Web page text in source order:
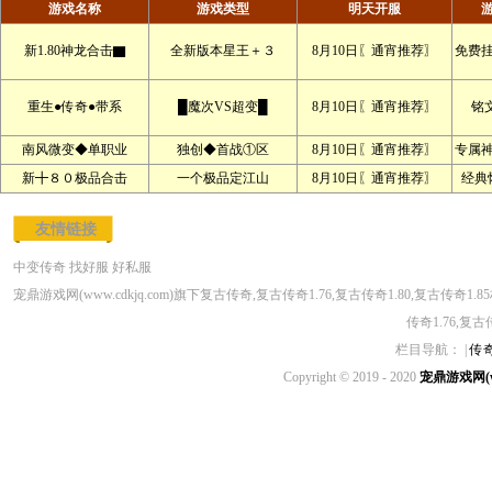
游戏名称
游戏类型 明天开服
新1.80神龙合击▇ 全新版本星王＋３ 8月10日〖通宵推荐〗 免费
重生●传奇●带系 █魔次VS超变█ 8月10日〖通宵推荐〗 铭
南风微变◆单职业 独创◆首战①区 8月10日〖通宵推荐〗
专属
新╋８０极品合击
一个极品定江山 8月10日〖通宵推荐〗 经
友情链接
中变传奇 找好服 好私服
宠鼎游戏网(www.cdkjq.com)旗下复古传奇,复古传奇1.76,复古传奇1.80,复古传奇
传奇1.76,复古
栏目导航： |传
Copyright © 2019 - 2020 宠鼎游戏网